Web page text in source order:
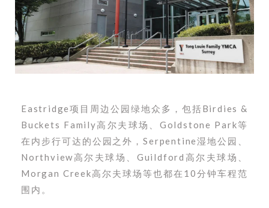
Eastridge项目周边公园绿地众多，包括Birdies &
Buckets Family高尔夫球场、Goldstone Park等
在内步行可达的公园之外，Serpentine湿地公园、
Northview高尔夫球场、Guildford高尔夫球场、
Morgan Creek高尔夫球场等也都在10分钟车程范
围内。